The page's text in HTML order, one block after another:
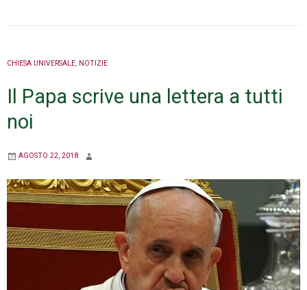
CHIESA UNIVERSALE, NOTIZIE
Il Papa scrive una lettera a tutti
noi
AGOSTO 22, 2018